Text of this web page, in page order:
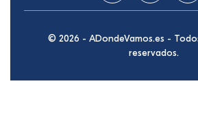
© 2026 - ADondeVamos.es -
reservados.